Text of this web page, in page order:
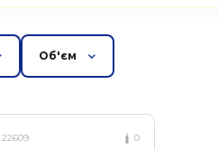
22609 0
Об'єм